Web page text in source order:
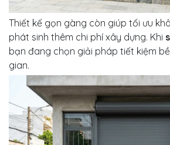
Thiết kế gọn gàng còn giúp tối ưu
phát sinh thêm chi phí xây dựng. Khi
bạn đang chọn giải pháp tiết kiệm
gian.